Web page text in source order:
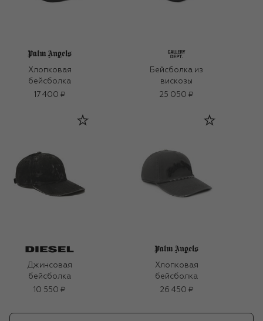
Хлопковая
бейсболка
17 400 ₽
Бейсболка из
вискозы
25 050 ₽
Джинсовая
бейсболка
10 550 ₽
Хлопковая
бейсболка
26 450 ₽